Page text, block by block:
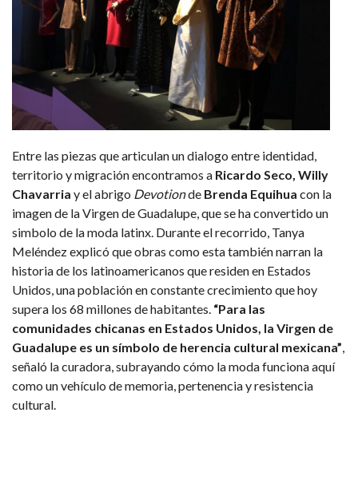
Entre las piezas que articulan un dialogo entre identidad,
territorio y migración encontramos a Ricardo Seco, Willy
Chavarria y el abrigo Devotionde Brenda Equihua con la
imagen de la Virgen de Guadalupe, que se ha convertido un
simbolo de la moda latinx. Durante el recorrido, Tanya
Meléndez explicó que obras como esta también narran la
historia de los latinoamericanos que residen en Estados
Unidos, una población en constante crecimiento que hoy
supera los 68 millones de habitantes. “Para las
comunidades chicanas en Estados Unidos, la Virgen de
Guadalupe es un símbolo de herencia cultural mexicana”,
señaló la curadora, subrayando cómo la moda funciona aquí
como un vehículo de memoria, pertenencia y resistencia
cultural.